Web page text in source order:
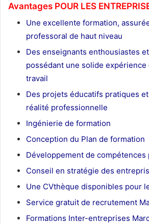
Avantages POUR LES
Une excellente formation,
professoral de haut niveau
Des enseignants enthousiastes
possédant une solide expérience
travail
Des projets éducatifs pratiques
réalité professionnelle
Ingénierie de formation
Conception du Plan de formation
Développement de
Conseil en stratégie des
Une CVthèque disponibles pour
Service gratuit de recrutement
Formations Inter-entreprises